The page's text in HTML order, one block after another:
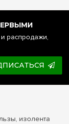
распродажи,
изолента